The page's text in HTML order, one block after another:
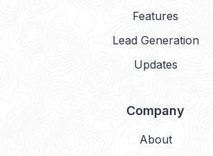
Features
Lead Generation
Updates
Company
About